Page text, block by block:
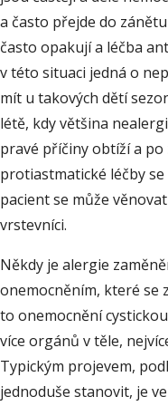
a často přejde do
často opakují a léčba
v této situaci jedná o
mít u takových dětí
létě, kdy většina
pravé příčiny obtíží a
protiastmatické léčby
pacient se může
vrstevníci.
Někdy je alergie
onemocněním, které se
to onemocnění
více orgánů v těle,
Typickým projevem,
jednoduše stanovit, je